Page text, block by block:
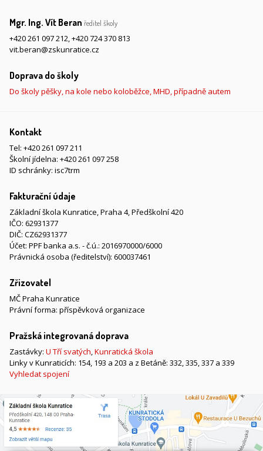
Mgr. Ing. Vít Beran ředitel školy
+420 261 097 212 +420 724 370 813
vit.beran@zskunratice.cz
Doprava do školy
Do školy pěšky, na kole nebo koloběžce, MHD, případně autem
Kontakt
Tel: +420 261 097 211
Školní jídelna: +420 261 097 258
ID schránky: isc7trm
Fakturační údaje
Základní škola Kunratice, Praha 4, Předškolní 420
IČO: 62931377
DIČ: CZ62931377
Účet: PPF banka a.s. - č.ú.: 2016970000/6000
Právnická osoba (ředitelství): 600037461
Zřizovatel
MČ Praha Kunratice
Právní forma: příspěvková organizace
Pražská integrovaná doprava
Zastávky: U Tří svatých Kunratická škola
Linky v Kunraticích: 154, 193 a 203 a z Betáně: 332, 335, 337 a 339
Vyhledat spojení